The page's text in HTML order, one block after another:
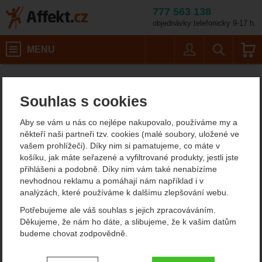
Souhlas s cookies
Aby se vám u nás co nejlépe nakupovalo, používáme my a
někteří naši partneři tzv. cookies (malé soubory, uložené ve
vašem prohlížeči). Díky nim si pamatujeme, co máte v
košíku, jak máte seřazené a vyfiltrované produkty, jestli jste
přihlášeni a podobně. Díky nim vám také nenabízíme
nevhodnou reklamu a pomáhají nám například i v
analýzách, které používáme k dalšímu zlepšování webu.
Potřebujeme ale váš souhlas s jejich zpracováváním.
Děkujeme, že nám ho dáte, a slibujeme, že k vašim datům
budeme chovat zodpovědně.
Nastavení souhlasů s kategoriemi
777 563 138
objednávky telefonicky 9-17 h.
MENU
Mammut 4 Slide Climbing
Package
Fotografie